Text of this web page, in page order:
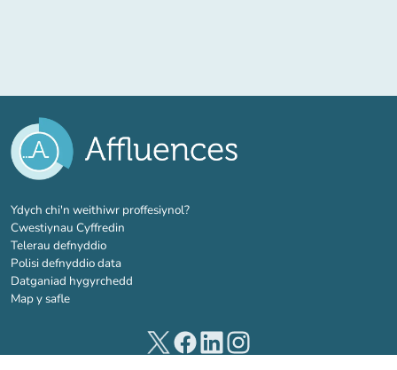
Ydych chi'n weithiwr proffesiynol?(tab newydd)
Cwestiynau Cyffredin
Telerau defnyddio
Polisi defnyddio data
Datganiad hygyrchedd
Map y safle
(tab newydd)
(tab newydd)
(tab newydd)